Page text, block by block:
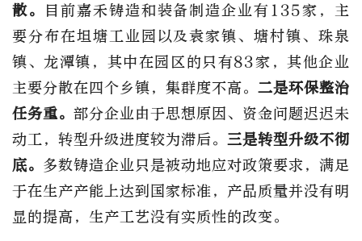
散。
目前嘉禾铸造和装备制造企业有135家，主
要分布在坦塘工业园以及袁家镇、塘村镇、珠泉
镇、龙潭镇，其中在园区的只有83家，其他企业
主要分散在四个乡镇，集群度不高。 二是环保整治
任务重。 部分企业由于思想原因、资金问题迟迟未
动工，转型升级进度较为滞后。 三是转型升级不彻
底。 多数铸造企业只是被动地应对政策要求，满足
于在生产产能上达到国家标准，产品质量并没有明
显的提高，生产工艺没有实质性的改变。